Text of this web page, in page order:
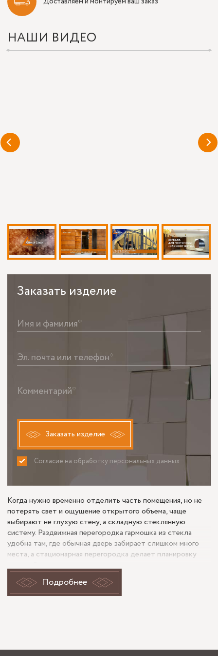
НАШИ ВИДЕО
Заказать изделие
Имя и фамилия*
Эл. почта или телефон*
Комментарий*
Заказать изделие
Согласие на обработку персональных данных
ПРИНИМАЮ НЕ ПРИНИМАЮ
Когда нужно временно отделить часть помещения, но не
потерять свет и ощущение открытого объема, чаще
выбирают не глухую стену, а складную стеклянную
систему. Раздвижная перегородка гармошка из стекла
удобна там, где обычная дверь забирает слишком много
места, а стационарная перегородка делает планировку
Раздвижная перегородка гармошка:
распахиваются в комнату и не уходят в стену, а
Подробнее